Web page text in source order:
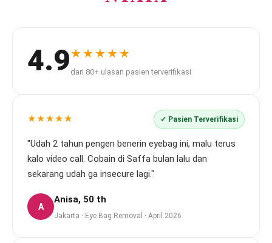
4.9★★★★★
dari 80+ ulasan pasien terverifikasi
★★★★★ ✓ Pasien Terverifikasi
"Udah 2 tahun pengen benerin eyebag ini, malu terus
kalo video call. Cobain di Saffa bulan lalu dan
sekarang udah ga insecure lagi."
A
Anisa, 50 th
Jakarta · Eye Bag Removal · April 2026